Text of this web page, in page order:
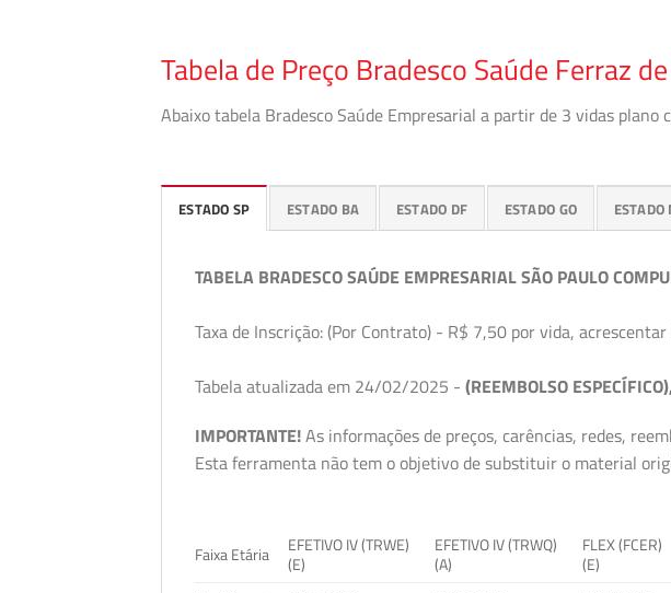
Tabela de Preço Bradesco Saúde Ferraz
Abaixo tabela Bradesco Saúde Empresarial a partir de 3 vidas
ESTADO SP ESTADO BA ESTADO DF ESTADO GO ESTADO
TABELA BRADESCO SAÚDE EMPRESARIAL SÃO PAULO
Taxa de Inscrição: (Por Contrato) - R$ 7,50 por vida,
Tabela atualizada em 24/02/2025 - (REEMBOLSO
IMPORTANTE!As informações de preços, carências, redes,
Esta ferramenta não tem o objetivo de substituir o material
Faixa Etária
EFETIVO IV (TRWE)
(E)
EFETIVO IV (TRWQ)
(A)
FLEX (FCER)
(E)